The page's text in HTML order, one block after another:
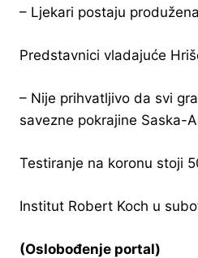
– Ljekari postaju
Predstavnici vladajuće
– Nije prihvatljivo da svi
savezne pokrajine Saska-
Testiranje na koronu stoji
Institut Robert Koch u
(Oslobođenje portal)